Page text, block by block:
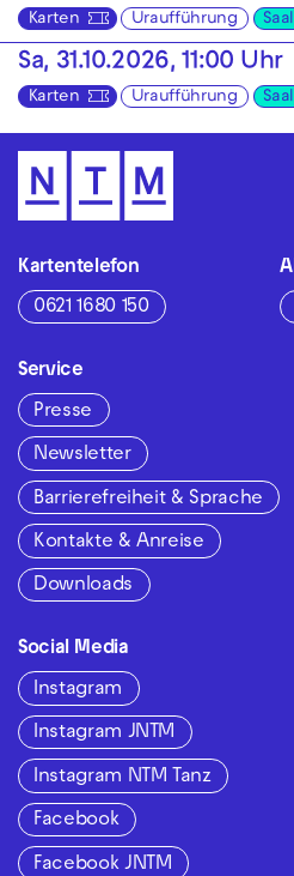
Karten Uraufführung
Sa, 31.10.2026, 11:00 Uhr
Karten Uraufführung
Kartentelefon
0621 1680 150
Service
Presse
Newsletter
Barrierefreiheit & Sprache
Kontakte & Anreise
Downloads
Social Media
Instagram
Instagram JNTM
Instagram NTM Tanz
Facebook
Facebook JNTM